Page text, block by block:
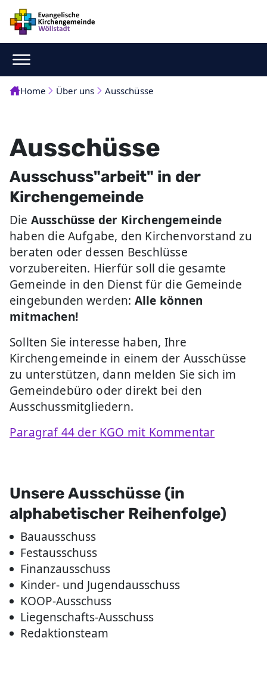
Home Über uns Ausschüsse
Ausschüsse
Ausschuss"arbeit" in der
Kirchengemeinde
Die Ausschüsse der Kirchengemeinde
haben die Aufgabe, den Kirchenvorstand zu
beraten oder dessen Beschlüsse
vorzubereiten. Hierfür soll die gesamte
Gemeinde in den Dienst für die Gemeinde
eingebunden werden: Alle können
mitmachen!
Sollten Sie interesse haben, Ihre
Kirchengemeinde in einem der Ausschüsse
zu unterstützen, dann melden Sie sich im
Gemeindebüro oder direkt bei den
Ausschussmitgliedern.
Paragraf 44 der KGO mit Kommentar
Unsere Ausschüsse (in
alphabetischer Reihenfolge)
Bauausschuss
Festausschuss
Finanzausschuss
Kinder- und Jugendausschuss
KOOP-Ausschuss
Liegenschafts-Ausschuss
Redaktionsteam